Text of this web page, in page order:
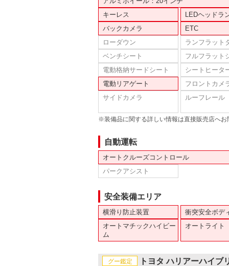
キーレス
LEDヘッドラ
バックカメラ
ETC
ローダウン
ランフラット
ベンチシート
フルフラット
電動格納サードシート
シートヒータ
電動リアゲート
フロントカメ
サイドカメラ
ルーフレール
※装備品に関する詳しい情報は直接販売店へお
自動運転
オートクルーズコントロール
パークアシスト
安全装備エリア
横滑り防止装置
衝突安全ボデ
オートマチックハイビー
ム
オートライト
グー鑑定
トヨタ ハリアーハイ